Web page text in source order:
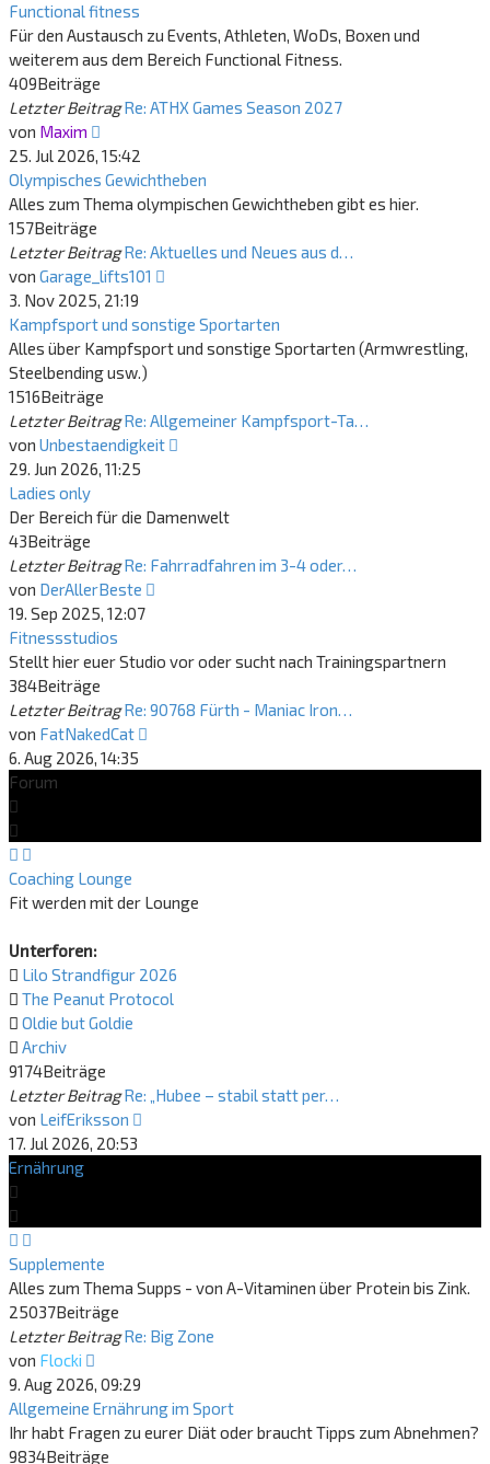
Functional fitness
Für den Austausch zu Events, Athleten, WoDs, Boxen und
weiterem aus dem Bereich Functional Fitness.
409Beiträge
Letzter Beitrag Re: ATHX Games Season 2027
von Maxim
Beitrag
25. Jul 2026, 15:42
Olympisches Gewichtheben
Alles zum Thema olympischen Gewichtheben gibt es hier.
157Beiträge
Letzter Beitrag Re: Aktuelles und Neues aus d…
von Garage_lifts101
3. Nov 2025, 21:19
Kampfsport und sonstige Sportarten
Alles über Kampfsport und sonstige Sportarten (Armwrestling,
Steelbending usw.)
1516Beiträge
Letzter Beitrag Re: Allgemeiner Kampfsport-Ta…
von Unbestaendigkeit
29. Jun 2026, 11:25
Ladies only
Der Bereich für die Damenwelt
43Beiträge
Letzter Beitrag Re: Fahrradfahren im 3-4 oder…
von DerAllerBeste
19. Sep 2025, 12:07
Fitnessstudios
Stellt hier euer Studio vor oder sucht nach Trainingspartnern
384Beiträge
Letzter Beitrag Re: 90768 Fürth - Maniac Iron…
von FatNakedCat
6. Aug 2026, 14:35
Forum
Coaching Lounge
Fit werden mit der Lounge
Unterforen:
Lilo Strandfigur 2026
The Peanut Protocol
Oldie but Goldie
Archiv
9174Beiträge
Letzter Beitrag Re: „Hubee – stabil statt per…
von LeifEriksson
17. Jul 2026, 20:53
Ernährung
Supplemente
Alles zum Thema Supps - von A-Vitaminen über Protein bis Zink.
25037Beiträge
Letzter Beitrag Re: Big Zone
von Flocki
Beitrag
9. Aug 2026, 09:29
Allgemeine Ernährung im Sport
Ihr habt Fragen zu eurer Diät oder braucht Tipps zum Abnehmen?
9834Beiträge